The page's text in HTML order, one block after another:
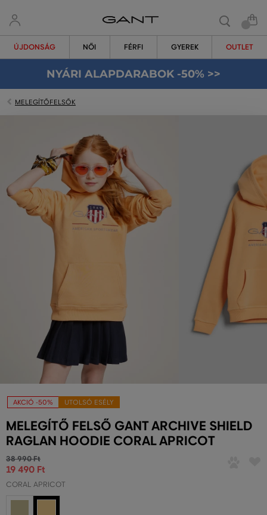
ÚJDONSÁG NŐI FÉRFI GYEREK OUTLET
NYÁRI ALAPDARABOK -50% >>
MELEGÍTŐFELSŐK
AKCIÓ -50% UTOLSÓ ESÉLY
MELEGÍTŐ FELSŐ GANT ARCHIVE SHIELD
RAGLAN HOODIE CORAL APRICOT
38 990 Ft
19 490 Ft
CORAL APRICOT